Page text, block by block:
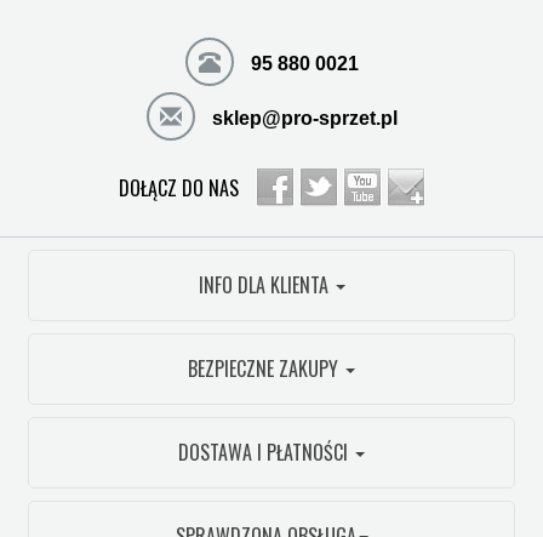
95 880 0021
sklep@pro-sprzet.pl
DOŁĄCZ DO NAS
INFO DLA KLIENTA
BEZPIECZNE ZAKUPY
DOSTAWA I PŁATNOŚCI